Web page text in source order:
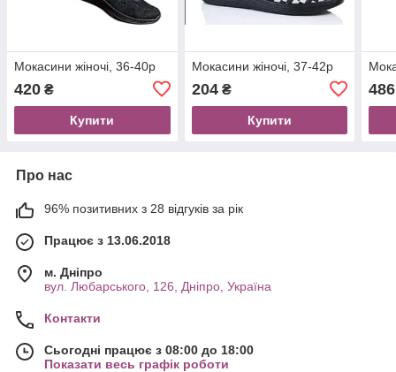
Мокасини жіночі, 36-40р
420 ₴
Купити
Мокасини жіночі, 37-42р
204₴
Купити
486
Про нас
96% позитивних з 28 відгуків за рік
Працює з 13.06.2018
м. Дніпро
вул. Любарського, 126, Дніпро, Україна
Контакти
Сьогодні працює з 08:00 до 18:00
Показати весь графік роботи